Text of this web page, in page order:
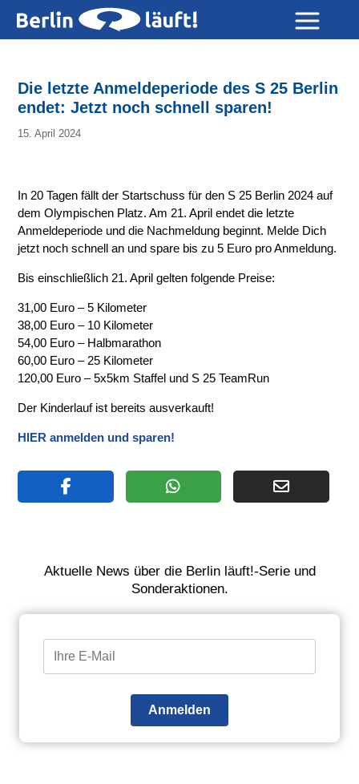
Die letzte Anmeldeperiode des S 25 Berlin
endet: Jetzt noch schnell sparen!
15. April 2024
In 20 Tagen fällt der Startschuss für den S 25 Berlin 2024 auf
dem Olympischen Platz. Am 21. April endet die letzte
Anmeldeperiode und die Nachmeldung beginnt. Melde Dich
jetzt noch schnell an und spare bis zu 5 Euro pro Anmeldung.
Bis einschließlich 21. April gelten folgende Preise:
31,00 Euro – 5 Kilometer
38,00 Euro – 10 Kilometer
54,00 Euro – Halbmarathon
60,00 Euro – 25 Kilometer
120,00 Euro – 5x5km Staffel und S 25 TeamRun
Der Kinderlauf ist bereits ausverkauft!
HIER anmelden und sparen!
Aktuelle News über die Berlin läuft!-Serie und
Sonderaktionen.
Anmelden